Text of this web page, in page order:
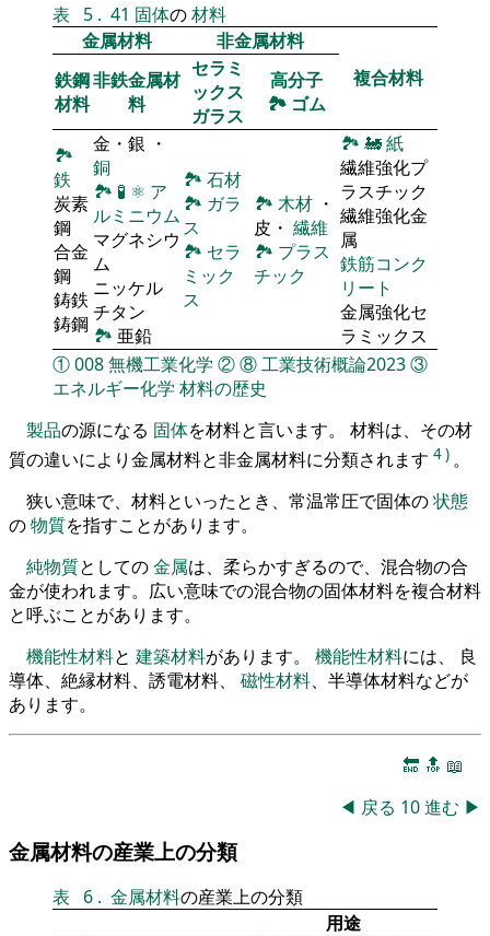
表 5 . 41 固体の材料
金属材料
非金属材料
複合材料
鉄鋼
材料
非鉄金属材
料
セラミ
ックス
ガラス
高分子
🏞 ゴム
🏞
鉄
炭素
鋼
合金
鋼
鋳鉄
鋳鋼
金・銀 ・
銅
🏞 🧪 ⚛ ア
ルミニウム
マグネシウ
ム
ニッケル
チタン
🏞 亜鉛
🏞 石材
🏞 ガラ
ス
🏞 セラ
ミック
ス
🏞 木材 ・
皮・ 繊維
🏞 プラス
チック
🏞 🚂紙
繊維強化プ
ラスチック
繊維強化金
属
鉄筋コンク
リート
金属強化セ
ラミックス
①008無機工業化学 ②⑧工業技術概論2023③
エネルギー化学 材料の歴史
製品の源になる 固体を材料と言います。 材料は、その材
質の違いにより金属材料と非金属材料に分類されます 4) 。
狭い意味で、材料といったとき、常温常圧で固体の状態
の物質を指すことがあります。
純物質としての金属は、柔らかすぎるので、混合物の合
金が使われます。広い意味での混合物の固体材料を複合材料
と呼ぶことがあります。
機能性材料と 建築材料があります。 機能性材料には、 良
導体、絶縁材料、誘電材料、 磁性材料、半導体材料などが
あります。
🔚 🔝 📖
◀ 戻る 10進む ▶
金属材料の産業上の分類
表 6 . 金属材料の産業上の分類
用途